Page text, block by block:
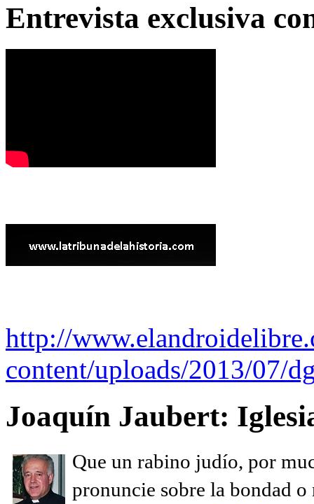
Entrevista exclusiva
http://
content/uploads/2013/07/
Joaquín Jaubert:
Que un rabino judío, por
pronuncie sobre la bondad